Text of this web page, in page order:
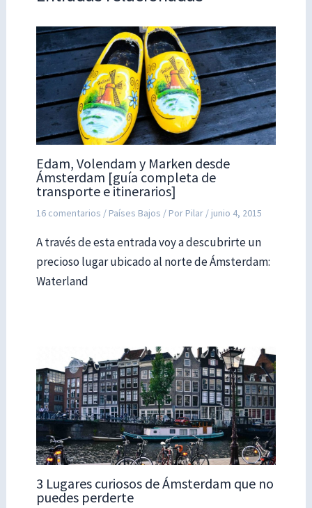
Edam, Volendam y Marken desde
Ámsterdam [guía completa de
transporte e itinerarios]
16 comentarios / Países Bajos / Por Pilar / junio 4, 2015
A través de esta entrada voy a descubrirte un
precioso lugar ubicado al norte de Ámsterdam:
Waterland
3 Lugares curiosos de Ámsterdam que no
puedes perderte